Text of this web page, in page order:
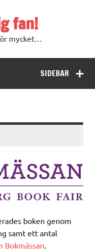
fan!
mycket…
SIDEBAR
boken genom
samt ett antal
Bokmässan.